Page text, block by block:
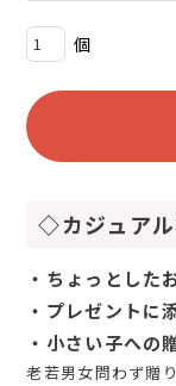
◇カジュア
・ちょっとした
・プレゼントに
・小さい子への
老若男女問わず贈